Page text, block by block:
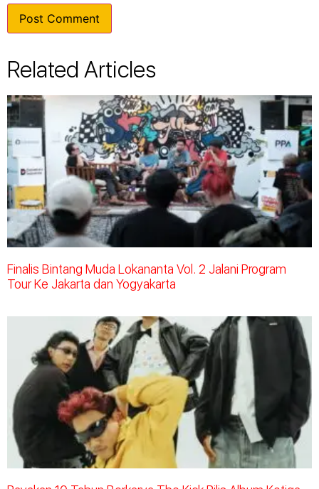
Related Articles
Finalis Bintang Muda Lokananta Vol. 2 Jalani Program
Tour Ke Jakarta dan Yogyakarta